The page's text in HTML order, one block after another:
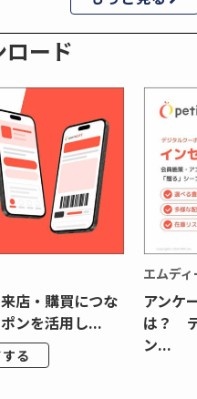
ード
店・購買につな
ンを活用し...
る
エムデ
アンケ
は？
ン...